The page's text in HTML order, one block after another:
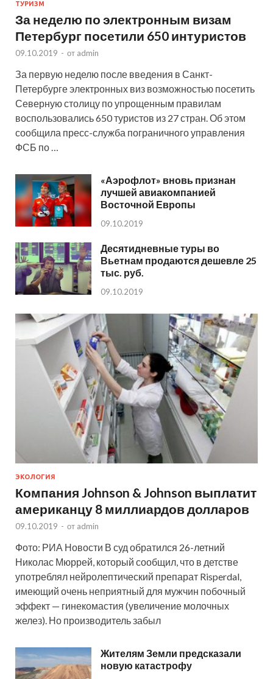
ТУРИЗМ
За неделю по электронным визам
Петербург посетили 650 интуристов
09.10.2019 - от admin
За первую неделю после введения в Санкт-
Петербурге электронных виз возможностью посетить
Северную столицу по упрощенным правилам
воспользовались 650 туристов из 27 стран. Об этом
сообщила пресс-служба пограничного управления
ФСБ по …
«Аэрофлот» вновь признан
лучшей авиакомпанией
Восточной Европы
09.10.2019
Десятидневные туры во
Вьетнам продаются дешевле 25
тыс. руб.
09.10.2019
ЭКОЛОГИЯ
Компания Johnson & Johnson выплатит
американцу 8 миллиардов долларов
09.10.2019 - от admin
Фото: РИА Новости В суд обратился 26-летний
Николас Мюррей, который сообщил, что в детстве
употреблял нейролептический препарат Risperdal,
имеющий очень неприятный для мужчин побочный
эффект — гинекомастия (увеличение молочных
желез). Но производитель забыл
Жителям Земли предсказали
новую катастрофу